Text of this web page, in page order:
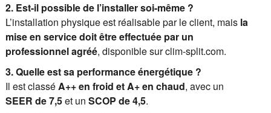
2. Est-il possible de l’installer soi-même ?
L’installation physique est réalisable par le client, mais la
mise en service doit être effectuée par un
professionnel agréé, disponible sur clim-split.com.
3. Quelle est sa performance énergétique ?
Il est classé A++ en froid et A+ en chaud, avec un
SEER de 7,5et un SCOP de 4,5.